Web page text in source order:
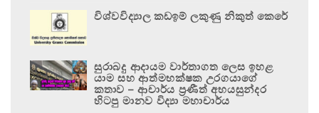
විශ්වවිද්‍යාල කඩඉම් ලකුණු නිකුත් කෙරේ
සුරාබදු ආදායම වාර්තාගත ලෙස ඉහළ
යාම සහ ආත්මභක්ෂක උරගයාගේ
කතාව – ආචාර්ය ප්‍රණීත් අභයසුන්දර
හිටපු මානව විද්‍යා මහාචාර්ය